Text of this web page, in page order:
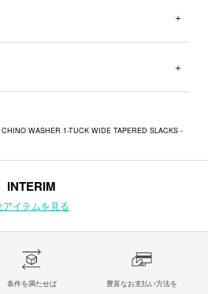
WASHER 1-TUCK WIDE TAPERED SLACKS -
INTERIM
アイテムを見る
条件を満たせば
豊富なお支払い方法を